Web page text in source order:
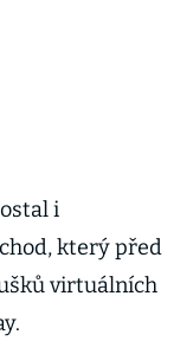
i
který před
virtuálních